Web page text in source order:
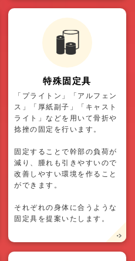
特殊固定具
「プライトン」「アルフェン
ス」「厚紙副子」「キャスト
ライト」などを用いて骨折や
捻挫の固定を行います。
固定することで幹部の負荷が
減り、腫れも引きやすいので
改善しやすい環境を作ること
ができます。
それぞれの身体に合うような
固定具を提案いたします。